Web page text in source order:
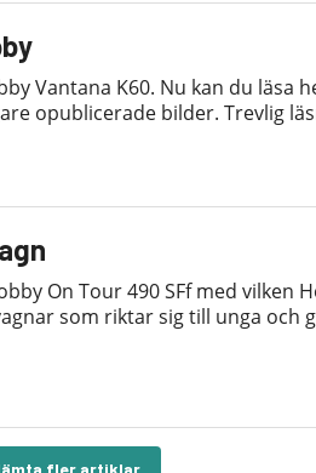
Vantana K60. Nu kan du läsa
opublicerade bilder. Trevlig
On Tour 490 SFf med vilken
som riktar sig till unga och
fler artiklar